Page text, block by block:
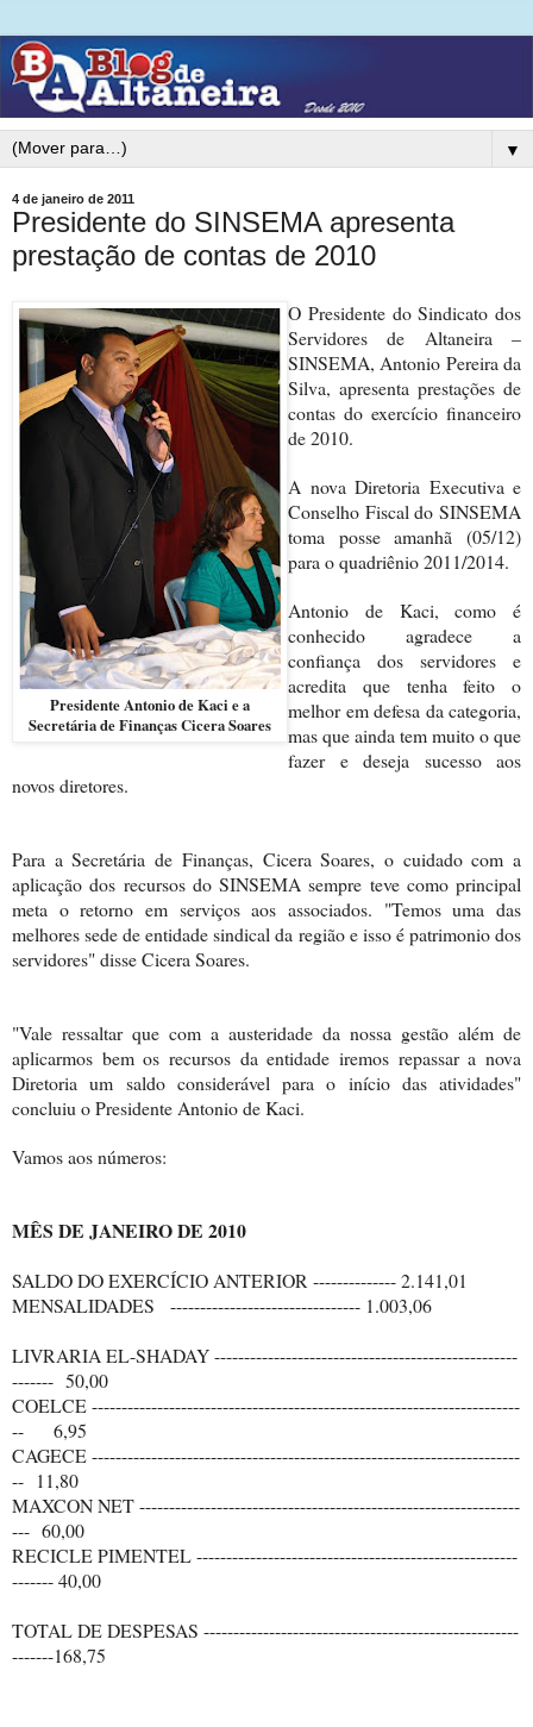
▼
4 de janeiro de 2011
Presidente do SINSEMA apresenta
prestação de contas de 2010
Presidente Antonio de Kaci e a
Secretária de Finanças Cicera Soares
O Presidente do Sindicato dos
Servidores de Altaneira –
SINSEMA, Antonio Pereira da
Silva, apresenta prestações de
contas do exercício financeiro
de 2010.
A nova Diretoria Executiva e
Conselho Fiscal do SINSEMA
toma posse amanhã (05/12)
para o quadriênio 2011/2014.
Antonio de Kaci, como é
conhecido agradece a
confiança dos servidores e
acredita que tenha feito o
melhor em defesa da categoria,
mas que ainda tem muito o que
fazer e deseja sucesso aos
novos diretores.
Para a Secretária de Finanças, Cicera Soares, o cuidado com a
aplicação dos recursos do SINSEMA sempre teve como principal
meta o retorno em serviços aos associados. "Temos uma das
melhores sede de entidade sindical da região e isso é patrimonio dos
servidores" disse Cicera Soares.
"Vale ressaltar que com a austeridade da nossa gestão além de
aplicarmos bem os recursos da entidade iremos repassar a nova
Diretoria um saldo considerável para o início das atividades"
concluiu o Presidente Antonio de Kaci.
Vamos aos números:
MÊS DE JANEIRO DE 2010
SALDO DO EXERCÍCIO ANTERIOR -------------- 2.141,01
MENSALIDADES -------------------------------- 1.003,06
LIVRARIA EL-SHADAY ---------------------------------------------------
------- 50,00
COELCE ------------------------------------------------------------------------
-- 6,95
CAGECE ------------------------------------------------------------------------
-- 11,80
MAXCON NET ----------------------------------------------------------------
--- 60,00
RECICLE PIMENTEL ------------------------------------------------------
------- 40,00
TOTAL DE DESPESAS -----------------------------------------------------
-------168,75